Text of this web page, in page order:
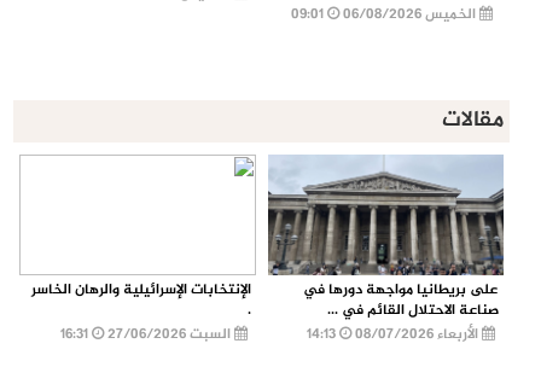
الخميس 06/08/2026
مقالات
على بريطانيا مواجهة دورها في
صناعة الاحتلال القائم في ...
الأربعاء 08/07/2026
الإنتخابات الإسرائيلية والرهان الخاسر
.
السبت 27/06/2026
16:31